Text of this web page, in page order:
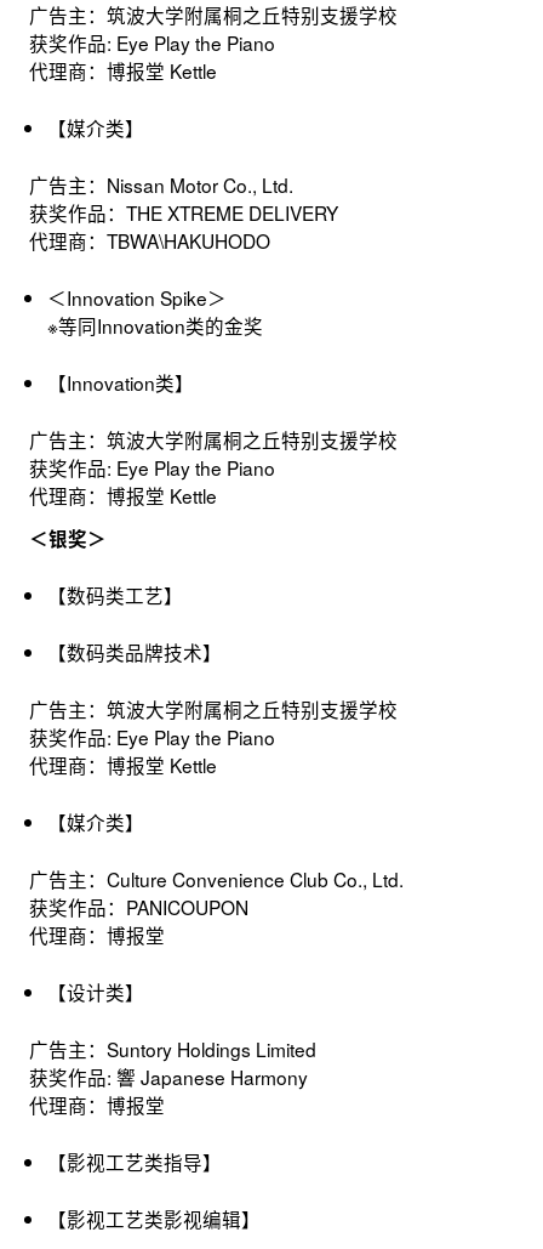
广告主：筑波大学附属桐之丘特别支援学校
获奖作品: Eye Play the Piano
代理商：博报堂 Kettle
【媒介类】
广告主：Nissan Motor Co., Ltd.
获奖作品：THE XTREME DELIVERY
代理商：TBWA\HAKUHODO
＜Innovation Spike＞
※等同Innovation类的金奖
【Innovation类】
广告主：筑波大学附属桐之丘特别支援学校
获奖作品: Eye Play the Piano
代理商：博报堂 Kettle
＜银奖＞
【数码类工艺】
【数码类品牌技术】
广告主：筑波大学附属桐之丘特别支援学校
获奖作品: Eye Play the Piano
代理商：博报堂 Kettle
【媒介类】
广告主：Culture Convenience Club Co., Ltd.
获奖作品：PANICOUPON
代理商：博报堂
【设计类】
广告主：Suntory Holdings Limited
获奖作品: 響 Japanese Harmony
代理商：博报堂
【影视工艺类指导】
【影视工艺类影视编辑】